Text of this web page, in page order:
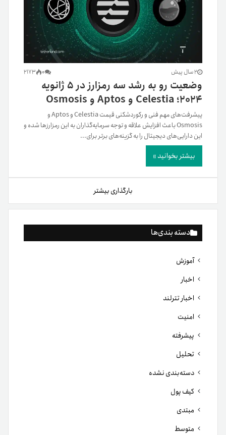
دسته بندی‌ها
آموزش
اخبار
اخبار تترلند
امنیت
پیشرفته
تحلیل
دسته‌بندی نشده
کیف پول
مبتدی
متوسط
2 سال پیش 0
2173
وضعیت رو به رشد سه رمزارز در ۵ ژانویه
۲۰۲۴؛ Celestia و Aptos و Osmosis
پیشرفت‌های مهم فنی و رکوردشکنی قیمت Celestia و Aptos و
Osmosis باعث افزایش علاقه و توجه سرمایه‌گذاران به این رمزارزها شده و
این دارایی‌های دیجیتال را به گزینه‌های برتر برای...
بیشتر بخوانید »
بارگذاری بیشتر